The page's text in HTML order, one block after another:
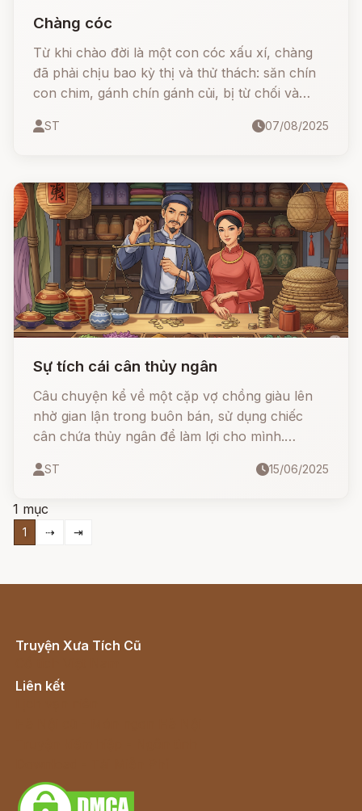
Chàng cóc
Từ khi chào đời là một con cóc xấu xí, chàng
đã phải chịu bao kỳ thị và thử thách: săn chín
con chim, gánh chín gánh củi, bị từ chối và
cùng sự giúp đỡ của những con vật được
có được tình yêu, hạnh phúc và một phép màu
thần kỳ: đuôi cá vàng ước gì được nấy.
ST 07/08/2025
Sự tích cái cân thủy ngân
Câu chuyện kể về một cặp vợ chồng giàu lên
nhờ gian lận trong buôn bán, sử dụng chiếc
cân chứa thủy ngân để làm lợi cho mình.
nỗi đau mất con – hai người con khôi ngô được
quỷ đầu thai đến để phá của phi nghĩa.
ST 15/06/2025
1 mục
1 ⇢ ⇥
Truyện Xưa Tích Cũ
Liên kết